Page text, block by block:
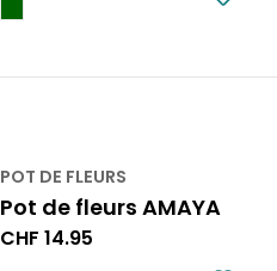
POT DE FLEURS
Pot de fleurs AMAYA
Prix
CHF 14.95